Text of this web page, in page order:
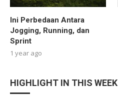
Ini Perbedaan Antara
Jogging, Running, dan
Sprint
1 year ago
HIGHLIGHT IN THIS WEEK